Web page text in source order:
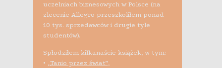
uczelniach biznesowych w Polsce (na
zlecenie Allegro przeszkoliłem ponad
10 tys. sprzedawców i drugie tyle
studentów).
Spłodziłem kilkanaście książek, w tym:
• „Tanio przez świat”,